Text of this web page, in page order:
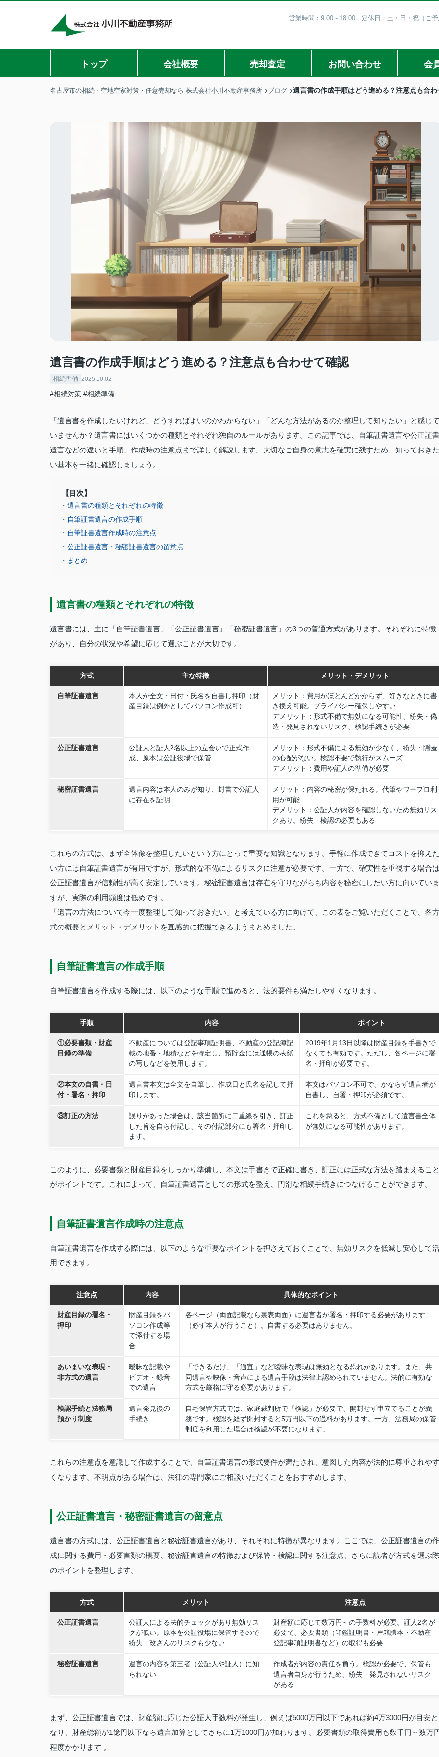
営業時間：9:00～18:00 定休日：土・日・祝（ご
トップ 会社概要 売却査定 お問い合わせ 会
名古屋市の相続・空地空家対策・任意売却なら 株式会社小川不動産事務所 ブログ 遺言書の作成手順はどう進める？注意点も合わ
遺言書の作成手順はどう進める？注意点も合わせて確認
相続準備 2025.10.02
#相続対策 #相続準備
「遺言書を作成したいけれど、どうすればよいのかわからない」「どんな方法があるのか整理して知りたい」と感じて
いませんか？遺言書にはいくつかの種類とそれぞれ独自のルールがあります。この記事では、自筆証書遺言や公正証書
遺言などの違いと手順、作成時の注意点まで詳しく解説します。大切なご自身の意志を確実に残すため、知っておきた
い基本を一緒に確認しましょう。
【目次】
・遺言書の種類とそれぞれの特徴
・自筆証書遺言の作成手順
・自筆証書遺言作成時の注意点
・公正証書遺言・秘密証書遺言の留意点
・まとめ
遺言書の種類とそれぞれの特徴
遺言書には、主に「自筆証書遺言」「公正証書遺言」「秘密証書遺言」の3つの普通方式があります。それぞれに特徴
があり、自分の状況や希望に応じて選ぶことが大切です。
方式 主な特徴 メリット・デメリット
自筆証書遺言
本人が全文・日付・氏名を自書し押印（財
産目録は例外としてパソコン作成可）
メリット：費用がほとんどかからず、好きなときに書
き換え可能。プライバシー確保しやすい
デメリット：形式不備で無効になる可能性、紛失・偽
造・発見されないリスク、検認手続きが必要
公正証書遺言
公証人と証人2名以上の立会いで正式作
成、原本は公証役場で保管
メリット：形式不備による無効が少なく、紛失・隠匿
の心配がない。検認不要で執行がスムーズ
デメリット：費用や証人の準備が必要
秘密証書遺言
遺言内容は本人のみが知り、封書で公証人
に存在を証明
メリット：内容の秘密が保たれる。代筆やワープロ利
用が可能
デメリット：公証人が内容を確認しないため無効リス
クあり。紛失・検認の必要もある
これらの方式は、まず全体像を整理したいという方にとって重要な知識となります。手軽に作成できてコストを抑えた
い方には自筆証書遺言が有用ですが、形式的な不備によるリスクに注意が必要です。一方で、確実性を重視する場合は
公正証書遺言が信頼性が高く安定しています。秘密証書遺言は存在を守りながらも内容を秘密にしたい方に向いていま
すが、実際の利用頻度は低めです。
「遺言の方法について今一度整理して知っておきたい」と考えている方に向けて、この表をご覧いただくことで、各方
式の概要とメリット・デメリットを直感的に把握できるようまとめました。
自筆証書遺言の作成手順
自筆証書遺言を作成する際には、以下のような手順で進めると、法的要件も満たしやすくなります。
手順 内容 ポイント
①必要書類・財産
目録の準備
不動産については登記事項証明書、不動産の登記簿記
載の地番・地積などを特定し、預貯金には通帳の表紙
の写しなどを使用します。
2019年1月13日以降は財産目録を手書きで
なくても有効です。ただし、各ページに署
名・押印が必要です。
②本文の自書・日
付・署名・押印
遺言書本文は全文を自筆し、作成日と氏名を記して押
印します。
本文はパソコン不可で、かならず遺言者が
自書し、自署・押印が必須です。
③訂正の方法
誤りがあった場合は、該当箇所に二重線を引き、訂正
した旨を自ら付記し、その付記部分にも署名・押印し
ます。
これを怠ると、方式不備として遺言書全体
が無効になる可能性があります。
このように、必要書類と財産目録をしっかり準備し、本文は手書きで正確に書き、訂正には正式な方法を踏まえること
がポイントです。これによって、自筆証書遺言としての形式を整え、円滑な相続手続きにつなげることができます。
自筆証書遺言作成時の注意点
自筆証書遺言を作成する際には、以下のような重要なポイントを押さえておくことで、無効リスクを低減し安心して活
用できます。
注意点 内容 具体的なポイント
財産目録の署名・
押印
財産目録をパ
ソコン作成等
で添付する場
合
各ページ（両面記載なら裏表両面）に遺言者が署名・押印する必要があります
（必ず本人が行うこと）。自書する必要はありません。
あいまいな表現・
非方式の遺言
曖昧な記載や
ビデオ・録音
での遺言
「できるだけ」「適宜」など曖昧な表現は無効となる恐れがあります。また、共
同遺言や映像・音声による遺言手段は法律上認められていません。法的に有効な
方式を厳格に守る必要があります。
検認手続と法務局
預かり制度
遺言発見後の
手続き
自宅保管方式では、家庭裁判所で「検認」が必要で、開封せず申立てることが義
務です。検認を経ず開封すると5万円以下の過料があります。一方、法務局の保管
制度を利用した場合は検認が不要になります。
これらの注意点を意識して作成することで、自筆証書遺言の形式要件が満たされ、意図した内容が法的に尊重されやす
くなります。不明点がある場合は、法律の専門家にご相談いただくことをおすすめします。
公正証書遺言・秘密証書遺言の留意点
遺言書の方式には、公正証書遺言と秘密証書遺言があり、それぞれに特徴が異なります。ここでは、公正証書遺言の作
成に関する費用・必要書類の概要、秘密証書遺言の特徴および保管・検認に関する注意点、さらに読者が方式を選ぶ際
のポイントを整理します。
方式 メリット 注意点
公正証書遺言
公証人による法的チェックがあり無効リス
クが低い。原本を公証役場に保管するので
紛失・改ざんのリスクも少ない
財産額に応じて数万円～の手数料が必要。証人2名が
必要で、必要書類（印鑑証明書・戸籍謄本・不動産
登記事項証明書など）の取得も必要
秘密証書遺言
遺言の内容を第三者（公証人や証人）に知
られない
作成者が内容の責任を負う。検認が必要で、保管も
遺言者自身が行うため、紛失・発見されないリスク
がある
まず、公正証書遺言では、財産額に応じた公証人手数料が発生し、例えば5000万円以下であれば約4万3000円が目安と
なり、財産総額が1億円以下なら遺言加算としてさらに1万1000円が加わります。必要書類の取得費用も数千円～数万
程度かかります 。